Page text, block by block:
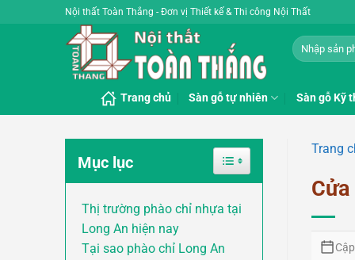
Nội thất Toàn Thắng - Đơn vị Thiết kế & Thi công Nội Thất
Tìm
kiếm:
Trang chủ Sàn gỗ tự nhiên Sàn gỗ Kỹ
Mục lục Toggle Table of Content
Thị trường phào chỉ nhựa tại
Long An hiện nay
Tại sao phào chỉ Long An
Trang